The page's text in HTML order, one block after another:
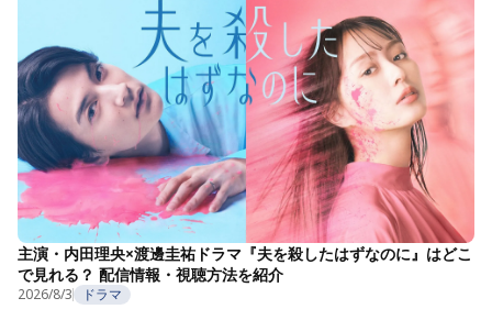
主演・内田理央×渡邊圭祐ドラマ『夫を殺したはずなのに』はどこ
で見れる？ 配信情報・視聴方法を紹介
2026/8/3 ドラマ